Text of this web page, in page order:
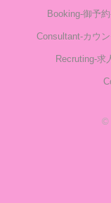
Booking-御予
Consultant-カウ
Recruting-求
©